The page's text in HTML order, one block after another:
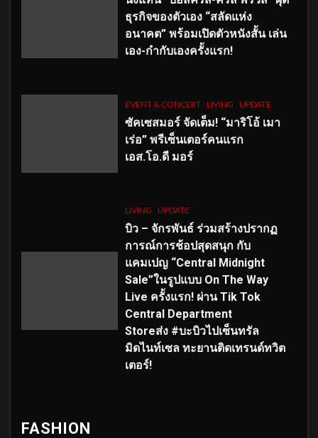
ธุรกิจของตัวเอง “สลัดแห่ง
อนาคต” พร้อมเปิดตัวหนังสั้น เล่น
เอง-กำกับเองครั้งแรก!
EVENT & CONCERT LIVING UPDATE
ซัคเซสมอร์ จัดเต็ม! “มาริโอ้ เมา
เร่อ” พรีเซ็นเตอร์คนแรก
เอส.โอ.ดี มอร์
LIVING UPDATE
บิว – จักรพันธ์ ร่วมสร้างปรากฏ
การณ์การช้อปสุดสนุก กับ
แคมเปญ “Central Midnight
Sale”ในรูปแบบ On The Way
Live ครั้งแรก! ผ่าน Tik Tok
Central Department
Storeส่ง #บะบิวไปเซ็นทรัล
มิดไนท์เซล ทะยานติดเทรนด์ทวิต
เตอร์!
FASHION